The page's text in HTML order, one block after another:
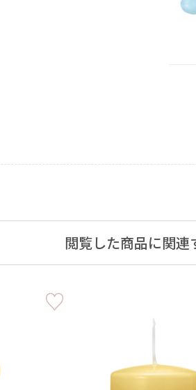
・ホルダーセット
閲覧した商品に関連